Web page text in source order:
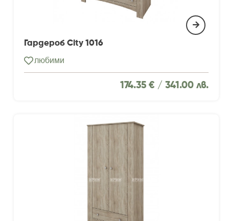
Гардероб City 1016
любими
174.35 € / 341.00 лв.